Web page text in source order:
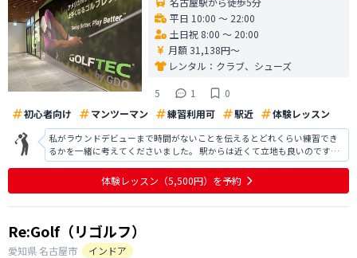
平日 10:00 〜 22:00
土日祝 8:00 〜 20:00
月額 31,138円〜
レンタル： クラブ、シューズ
5
1
0
初心者向け
マンツーマン 練習利用可 駅近 体験レッスン
私がラウンドデビューまで時間がないことを伝えるとどれくらい練習でき
るかを一緒に考えてくださいました。 駅からは近くて立地も良いのです
が、私の家・職場からだとたくさん来るのは難しそうだなとなり今回は入
会せずになりました。家から近かったら通っていると思います。 通い放題
の練習➕レッスンのプランがあるのも
体験レッスン （5,500円） を予約
Re:Golf（リゴルフ）
愛知県名古屋市
インドア